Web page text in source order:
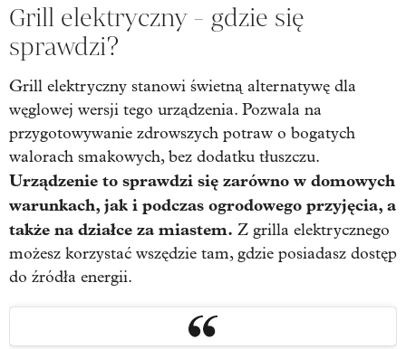
Grill elektryczny - gdzie się
sprawdzi?
Grill elektryczny stanowi świetną alternatywę dla
węglowej wersji tego urządzenia. Pozwala na
przygotowywanie zdrowszych potraw o bogatych
walorach smakowych, bez dodatku tłuszczu.
Urządzenie to sprawdzi się zarówno w domowych
warunkach, jak i podczas ogrodowego przyjęcia, a
także na działce za miastem. Z grilla elektrycznego
możesz korzystać wszędzie tam, gdzie posiadasz dostęp
do źródła energii.